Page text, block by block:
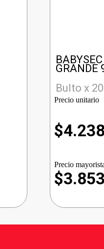
GRANDE
Bulto x
Precio unitario
$4.238
Precio
$3.853